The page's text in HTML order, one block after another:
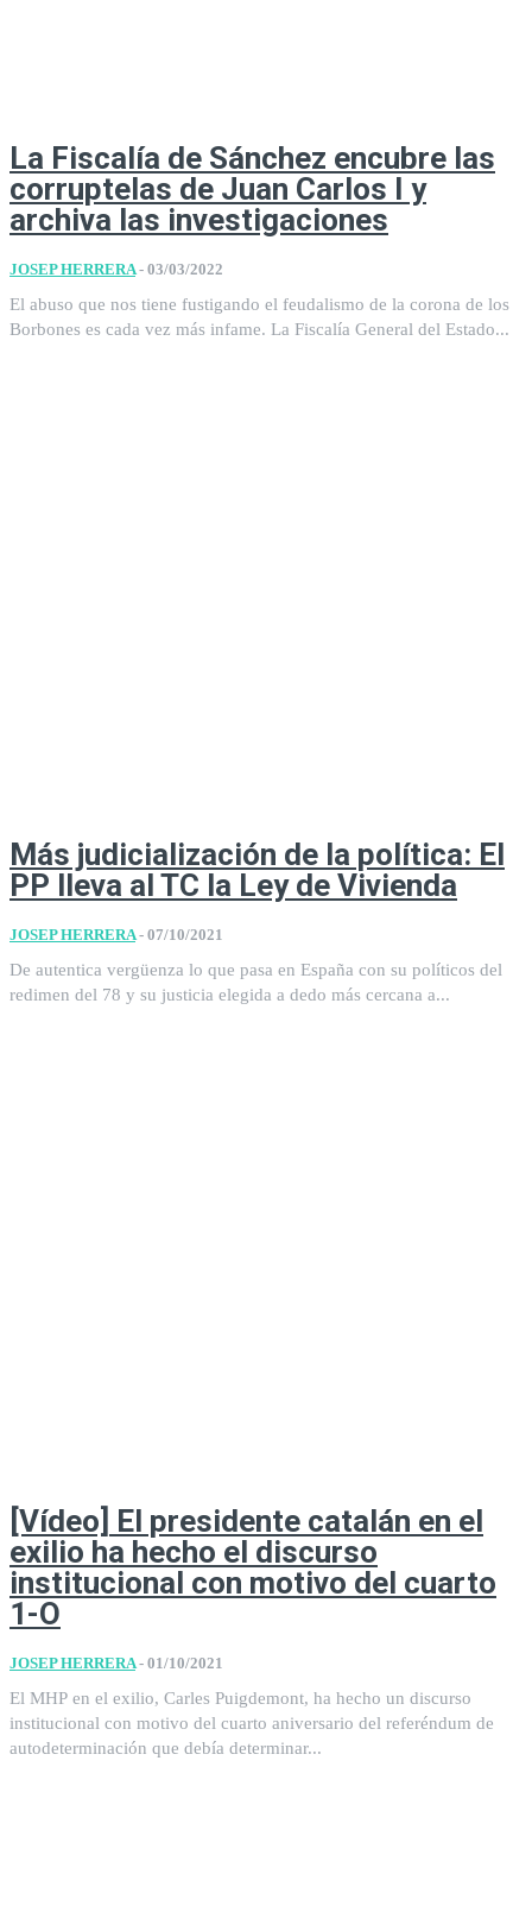
La Fiscalía de Sánchez encubre las
corruptelas de Juan Carlos I y
archiva las investigaciones
JOSEP HERRERA - 03/03/2022
El abuso que nos tiene fustigando el feudalismo de la corona de los
Borbones es cada vez más infame. La Fiscalía General del Estado...
Más judicialización de la política: El
PP lleva al TC la Ley de Vivienda
JOSEP HERRERA - 07/10/2021
De autentica vergüenza lo que pasa en España con su políticos del
redimen del 78 y su justicia elegida a dedo más cercana a...
[Vídeo] El presidente catalán en el
exilio ha hecho el discurso
institucional con motivo del cuarto
1-O
JOSEP HERRERA - 01/10/2021
El MHP en el exilio, Carles Puigdemont, ha hecho un discurso
institucional con motivo del cuarto aniversario del referéndum de
autodeterminación que debía determinar...